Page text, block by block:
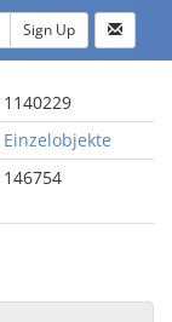
Sign Up
1140229
Einzelobjekte
146754